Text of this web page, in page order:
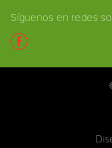
Síguenos en redes